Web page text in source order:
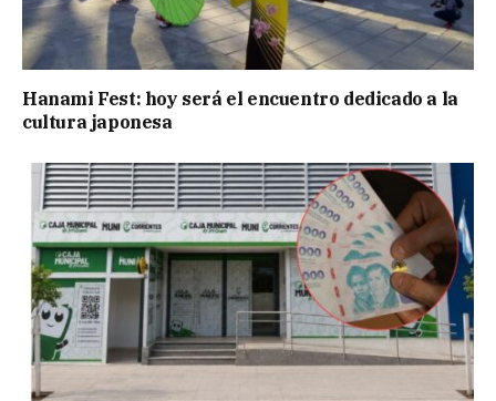
Hanami Fest: hoy será el encuentro dedicado a la
cultura japonesa